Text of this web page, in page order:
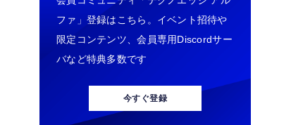
ファ」登録はこちら。イベント招待や
限定コンテンツ、会員専用Discordサー
バなど特典多数です
今すぐ登録